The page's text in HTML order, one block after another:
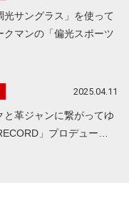
光サングラス」を使って
クマンの「偏光スポーツ
2025.04.11
と革ジャンに繋がってゆ
」プロデュー…